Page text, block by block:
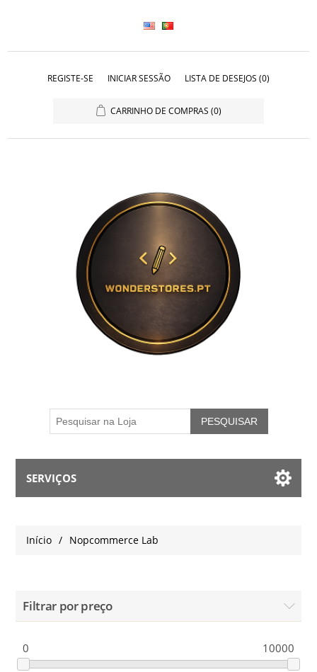
REGISTE-SE INICIAR SESSÃO LISTA DE DESEJOS (0)
CARRINHO DE COMPRAS (0)
PESQUISAR
SERVIÇOS
Início / Nopcommerce Lab
Filtrar por preço
0 10000